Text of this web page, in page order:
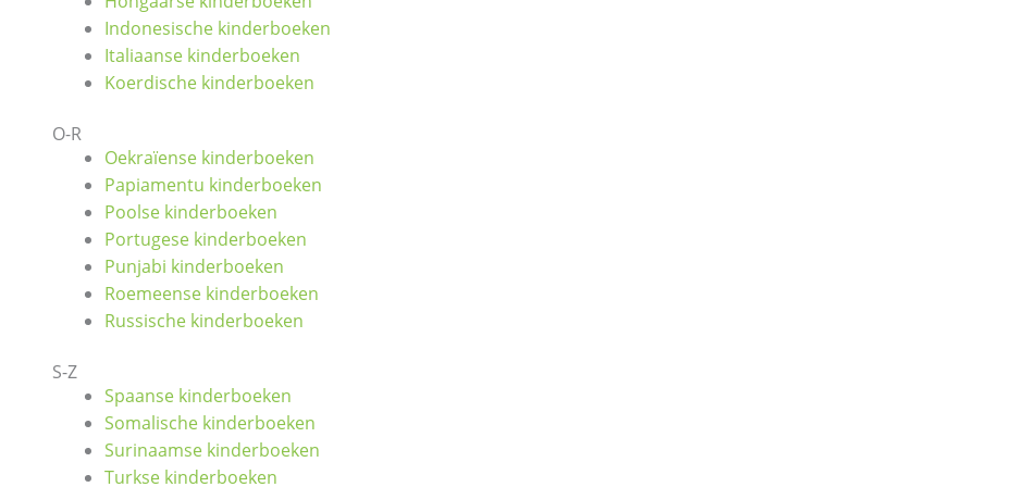
Indonesische kinderboeken
Italiaanse kinderboeken
Koerdische kinderboeken
O-R
Oekraïense kinderboeken
Papiamentu kinderboeken
Poolse kinderboeken
Portugese kinderboeken
Punjabi kinderboeken
Roemeense kinderboeken
Russische kinderboeken
S-Z
Spaanse kinderboeken
Somalische kinderboeken
Surinaamse kinderboeken
Turkse kinderboeken